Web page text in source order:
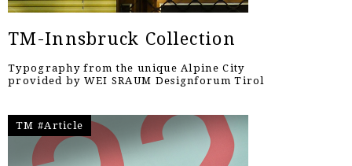
TM-Innsbruck Collection
Typography from the unique Alpine City
provided by WEI SRAUM Designforum Tirol
TM #Article